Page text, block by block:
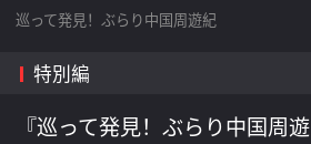
巡って発見！ぶらり中国周遊紀
特別編
『巡って発見！ぶらり中国周遊